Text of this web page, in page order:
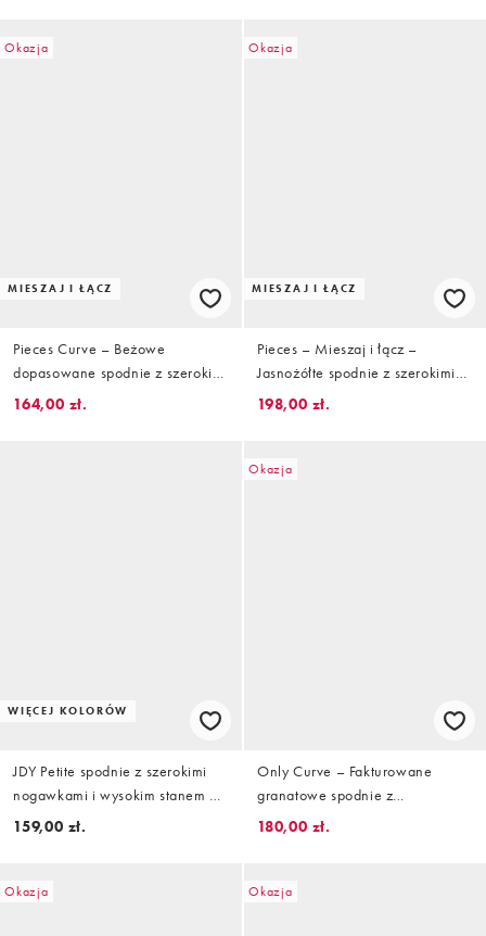
Okazja
MIESZAJ I ŁĄCZ
Pieces Curve – Beżowe
dopasowane spodnie z szerokimi
nogawkami, część zestawu
164,00 zł.
Okazja
MIESZAJ I ŁĄCZ
Pieces – Mieszaj i łącz –
Jasnożółte spodnie z szerokimi
nogawkami i podwyższonym
198,00 zł.
WIĘCEJ KOLORÓW
JDY Petite spodnie z szerokimi
nogawkami i wysokim stanem w
kolorze czekoladowobrązowym
159,00 zł.
Okazja
Only Curve – Fakturowane
granatowe spodnie z
podwyższonym stanem
180,00 zł.
Okazja Okazja